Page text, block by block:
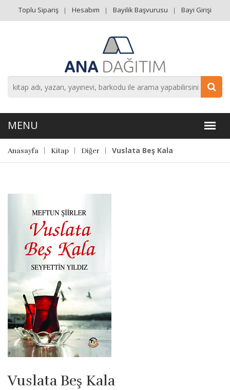
Toplu Sipariş Hesabım Bayilik Başvurusu Bayi Girişi
Anasayfa Kitap Diğer Vuslata Beş Kala
Vuslata Beş Kala